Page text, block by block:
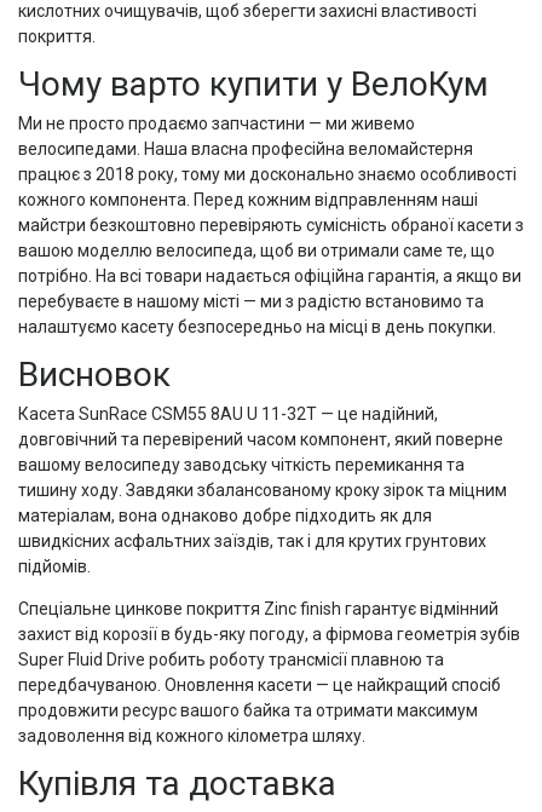
кислотних очищувачів, щоб зберегти захисні властивості
покриття.
Чому варто купити у ВелоКум
Ми не просто продаємо запчастини — ми живемо
велосипедами. Наша власна професійна веломайстерня
працює з 2018 року, тому ми досконально знаємо особливості
кожного компонента. Перед кожним відправленням наші
майстри безкоштовно перевіряють сумісність обраної касети з
вашою моделлю велосипеда, щоб ви отримали саме те, що
потрібно. На всі товари надається офіційна гарантія, а якщо ви
перебуваєте в нашому місті — ми з радістю встановимо та
налаштуємо касету безпосередньо на місці в день покупки.
Висновок
Касета SunRace CSM55 8AU U 11-32T — це надійний,
довговічний та перевірений часом компонент, який поверне
вашому велосипеду заводську чіткість перемикання та
тишину ходу. Завдяки збалансованому кроку зірок та міцним
матеріалам, вона однаково добре підходить як для
швидкісних асфальтних заїздів, так і для крутих грунтових
підйомів.
Спеціальне цинкове покриття Zinc finish гарантує відмінний
захист від корозії в будь-яку погоду, а фірмова геометрія зубів
Super Fluid Drive робить роботу трансмісії плавною та
передбачуваною. Оновлення касети — це найкращий спосіб
продовжити ресурс вашого байка та отримати максимум
задоволення від кожного кілометра шляху.
Купівля та доставка